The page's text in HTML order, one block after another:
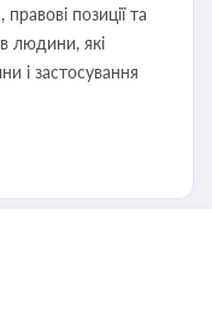
позиції та
людини, які
і застосування